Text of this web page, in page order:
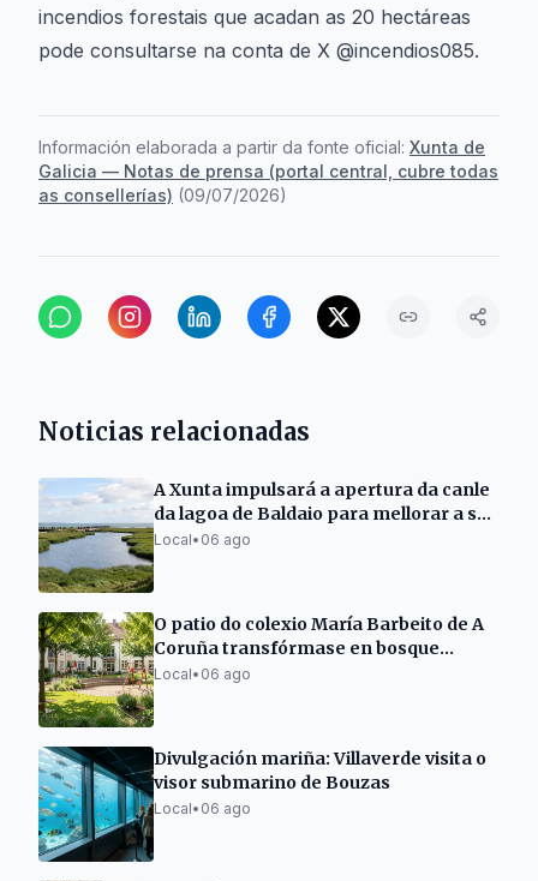
incendios forestais que acadan as 20 hectáreas
pode consultarse na conta de X @incendios085.
Información elaborada a partir da fonte oficial: Xunta de
Galicia — Notas de prensa (portal central, cubre todas
as consellerías) (09/07/2026)
Noticias relacionadas
A Xunta impulsará a apertura da canle
da lagoa de Baldaio para mellorar a súa
saúde
Local• 06 ago
O patio do colexio María Barbeito de A
Coruña transfórmase en bosque
natural
Local• 06 ago
Divulgación mariña: Villaverde visita o
visor submarino de Bouzas
Local• 06 ago